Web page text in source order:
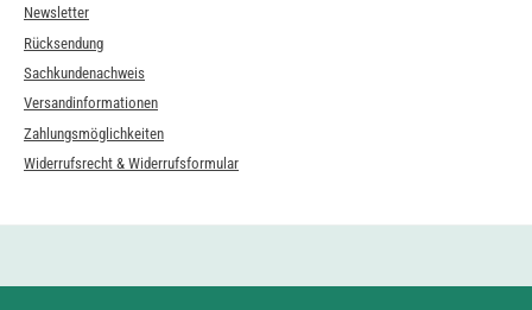
Newsletter
Rücksendung
Sachkundenachweis
Versandinformationen
Zahlungsmöglichkeiten
Widerrufsrecht & Widerrufsformular